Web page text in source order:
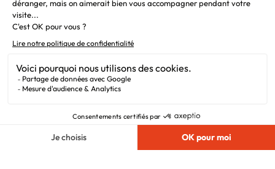
Chargement...
Nous suivre